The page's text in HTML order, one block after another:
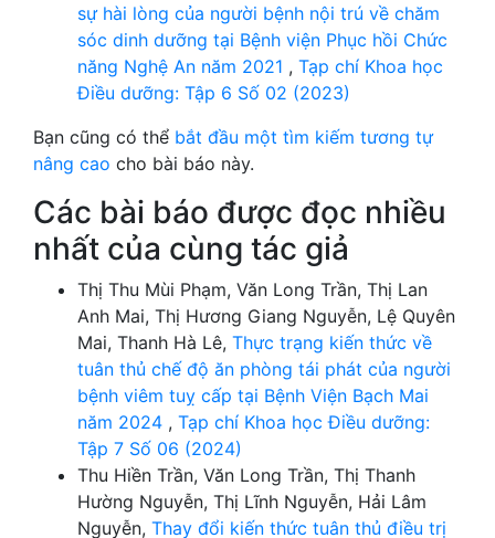
sự hài lòng của người bệnh nội trú về chăm
sóc dinh dưỡng tại Bệnh viện Phục hồi Chức
năng Nghệ An năm 2021 , Tạp chí Khoa học
Điều dưỡng: Tập 6 Số 02 (2023)
Bạn cũng có thể bắt đầu một tìm kiếm tương tự
nâng cao cho bài báo này.
Các bài báo được đọc nhiều
nhất của cùng tác giả
Thị Thu Mùi Phạm, Văn Long Trần, Thị Lan
Anh Mai, Thị Hương Giang Nguyễn, Lệ Quyên
Mai, Thanh Hà Lê, Thực trạng kiến thức về
tuân thủ chế độ ăn phòng tái phát của người
bệnh viêm tuỵ cấp tại Bệnh Viện Bạch Mai
năm 2024 , Tạp chí Khoa học Điều dưỡng:
Tập 7 Số 06 (2024)
Thu Hiền Trần, Văn Long Trần, Thị Thanh
Hường Nguyễn, Thị Lĩnh Nguyễn, Hải Lâm
Nguyễn, Thay đổi kiến thức tuân thủ điều trị